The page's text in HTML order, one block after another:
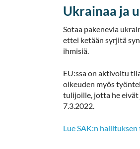
Ukrainaa ja
Sotaa pakenevia
ettei ketään syrjitä
ihmisiä.
EU:ssa on aktivoitu
oikeuden myös
tulijoille, jotta he
7.3.2022.
Lue SAK:n